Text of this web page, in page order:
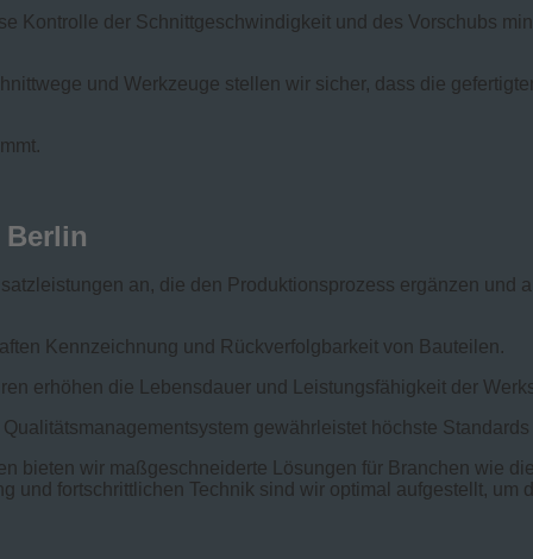
Kontrolle der Schnittgeschwindigkeit und des Vorschubs
und Werkzeuge stellen wir sicher, dass die
Berlin
an, die den Produktionsprozess ergänzen und
Kennzeichnung und Rückverfolgbarkeit von Bauteilen.
erhöhen die Lebensdauer und Leistungsfähigkeit der
gewährleistet höchste
bieten wir maßgeschneiderte Lösungen für Branchen wie
und fortschrittlichen Technik sind wir optimal aufgestellt, um